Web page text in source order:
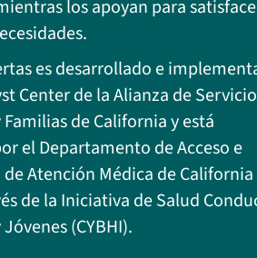
los apoyan para
es desarrollado e
Center de la Alianza de
de California y está
el Departamento de Acceso e
Atención Médica de California
de la Iniciativa de Salud
(CYBHI).